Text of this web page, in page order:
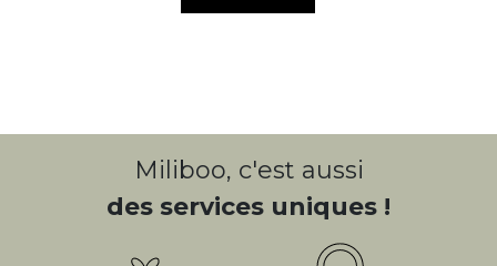
Miliboo, c'est aussi
des services uniques !